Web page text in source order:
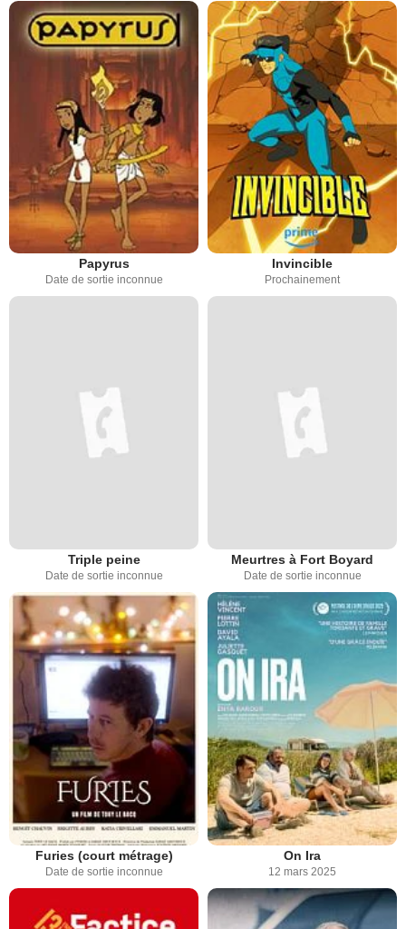
Papyrus
Date de sortie inconnue
Invincible
Prochainement
Triple peine
Date de sortie inconnue
Meurtres à Fort Boyard
Date de sortie inconnue
Furies (court métrage)
Date de sortie inconnue
On Ira
12 mars 2025